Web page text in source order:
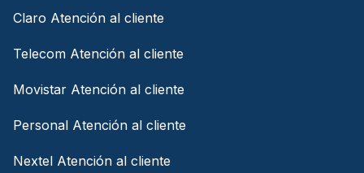
Claro Atención al cliente
Telecom Atención al cliente
Movistar Atención al cliente
Personal Atención al cliente
Nextel Atención al cliente